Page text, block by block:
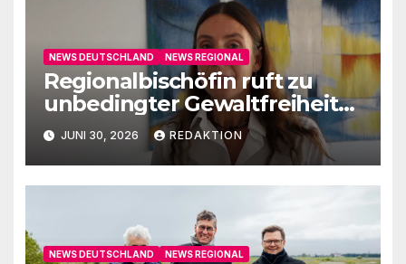
NEWS DEUTSCHLAND NEWS REGIONAL
Regionalbischöfin ruft zu
unbedingter Gewaltfreiheit
aufJUNI 30, 2026 REDAKTION
NEWS DEUTSCHLAND NEWS REGIONAL